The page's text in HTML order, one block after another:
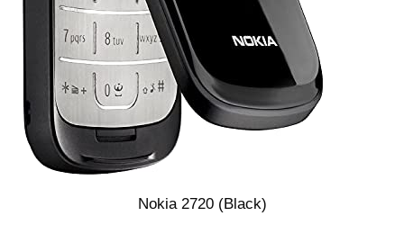
Nokia 2720 (Black)